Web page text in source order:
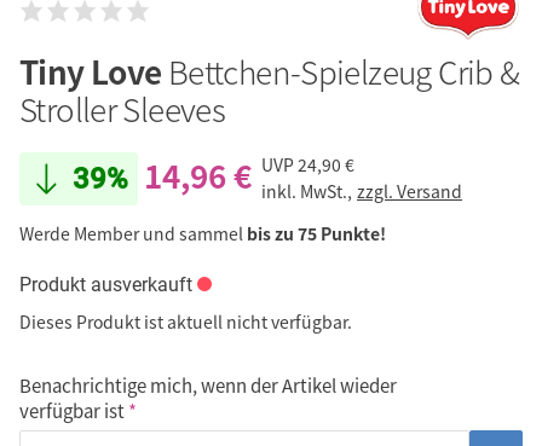
Tiny Love Bettchen-Spielzeug Crib &
Stroller Sleeves
39% 14,96 € UVP24,90 €
inkl. MwSt., zzgl. Versand
Werde Member und sammel bis zu 75 Punkte!
Produkt ausverkauft
Dieses Produkt ist aktuell nicht verfügbar.
Benachrichtige mich, wenn der Artikel wieder
verfügbar ist